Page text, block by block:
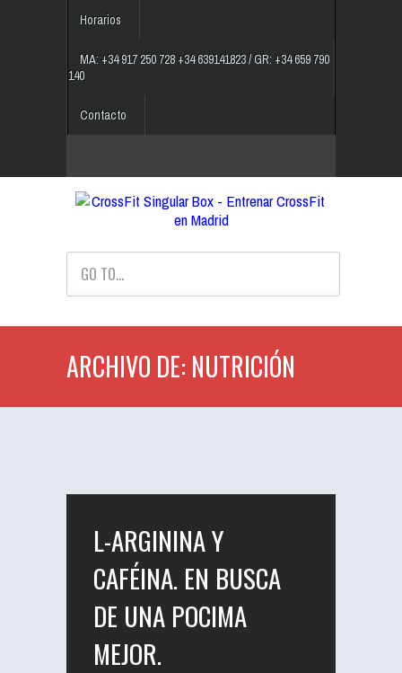
Horarios
MA: +34 917 250 728 +34 639141823 / GR: +34 659 790
140
Contacto
GO TO...
ARCHIVO DE: NUTRICIÓN
L-ARGININA Y
CAFÉINA. EN BUSCA
DE UNA POCIMA
MEJOR.